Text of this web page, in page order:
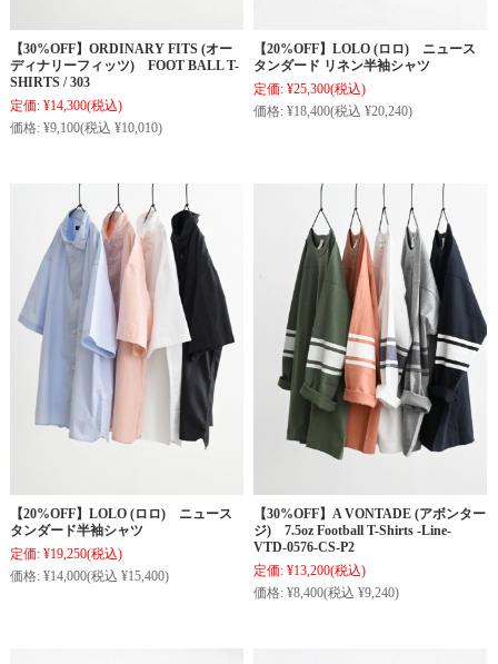
【30%OFF】ORDINARY FITS (オー
ディナリーフィッツ) FOOT BALL T-
SHIRTS / 303
定価: ¥14,300(税込)
価格: ¥9,100(税込 ¥10,010)
【20%OFF】LOLO (ロロ) ニュース
タンダード リネン半袖シャツ
定価: ¥25,300(税込)
価格: ¥18,400(税込 ¥20,240)
【20%OFF】LOLO (ロロ) ニュース
タンダード半袖シャツ
定価: ¥19,250(税込)
価格: ¥14,000(税込 ¥15,400)
【30%OFF】A VONTADE (アボンター
ジ) 7.5oz Football T-Shirts -Line-
VTD-0576-CS-P2
定価: ¥13,200(税込)
価格: ¥8,400(税込 ¥9,240)